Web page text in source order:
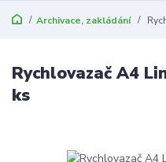
Archivace, zakládání
Rychlovazač A4
ks